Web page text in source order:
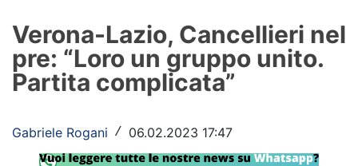
Formello
Infortuni
Calciomercato
Verona-Lazio, Cancellieri nel
pre: “Loro un gruppo unito.
Partita complicata”
Gabriele Rogani / 06.02.2023 17:47